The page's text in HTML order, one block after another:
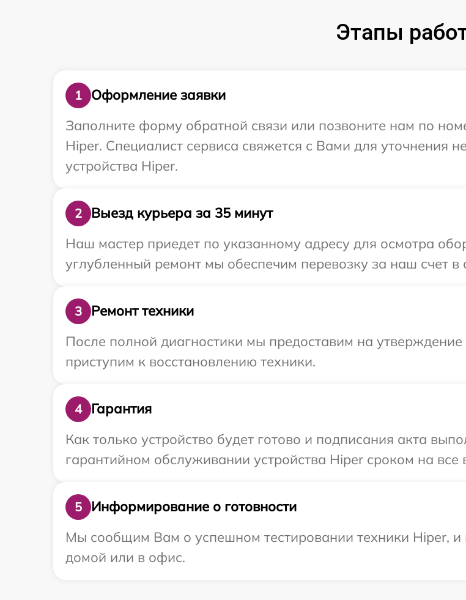
Этапы
1
Оформление заявки
Заполните форму обратной связи или позвоните нам по
Hiper. Специалист сервиса свяжется с Вами для уточнения
устройства Hiper.
2
Выезд курьера за 35 минут
Наш мастер приедет по указанному адресу для осмотра
углубленный ремонт мы обеспечим перевозку за наш счет в
3
Ремонт техники
После полной диагностики мы предоставим на
приступим к восстановлению техники.
4
Гарантия
Как только устройство будет готово и подписания акта
гарантийном обслуживании устройства Hiper сроком на все
5
Информирование о готовности
Мы сообщим Вам о успешном тестировании техники Hiper, и
домой или в офис.